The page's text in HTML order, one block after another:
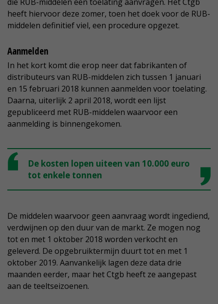
die RUB-middelen een toelating aanvragen. Het Ctgb
heeft hiervoor deze zomer, toen het doek voor de RUB-
middelen definitief viel, een procedure opgezet.
Aanmelden
In het kort komt die erop neer dat fabrikanten of
distributeurs van RUB-middelen zich tussen 1 januari
en 15 februari 2018 kunnen aanmelden voor toelating.
Daarna, uiterlijk 2 april 2018, wordt een lijst
gepubliceerd met RUB-middelen waarvoor een
aanmelding is binnengekomen.
De kosten lopen uiteen van 10.000 euro
tot enkele tonnen
De middelen waarvoor geen aanvraag wordt ingediend,
verdwijnen op den duur van de markt. Ze mogen nog
tot en met 1 oktober 2018 worden verkocht en
geleverd. De opgebruiktermijn duurt tot en met 1
oktober 2019. Aanvankelijk lagen deze data drie
maanden eerder, maar het Ctgb heeft ze aangepast
aan de teeltseizoenen.